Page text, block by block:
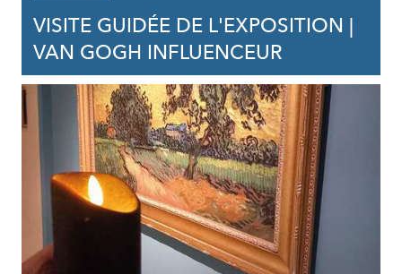
VISITE GUIDÉE DE L'EXPOSITION |
VAN GOGH INFLUENCEUR